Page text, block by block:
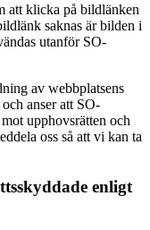
att klicka på bildlänken
saknas är bilden i
utanför SO-
av webbplatsens
anser att SO-
upphovsrätten och
oss så att vi kan ta
enligt